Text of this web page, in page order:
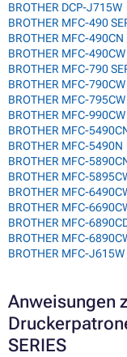
BROTHER DCP-J715W
BROTHER MFC-490
BROTHER MFC-490CN
BROTHER MFC-490CW
BROTHER MFC-790
BROTHER MFC-790CW
BROTHER MFC-795CW
BROTHER MFC-990CW
BROTHER MFC-
BROTHER MFC-5490N
BROTHER MFC-
BROTHER MFC-
BROTHER MFC-
BROTHER MFC-
BROTHER MFC-
BROTHER MFC-
BROTHER MFC-J615W
Anweisungen
SERIES